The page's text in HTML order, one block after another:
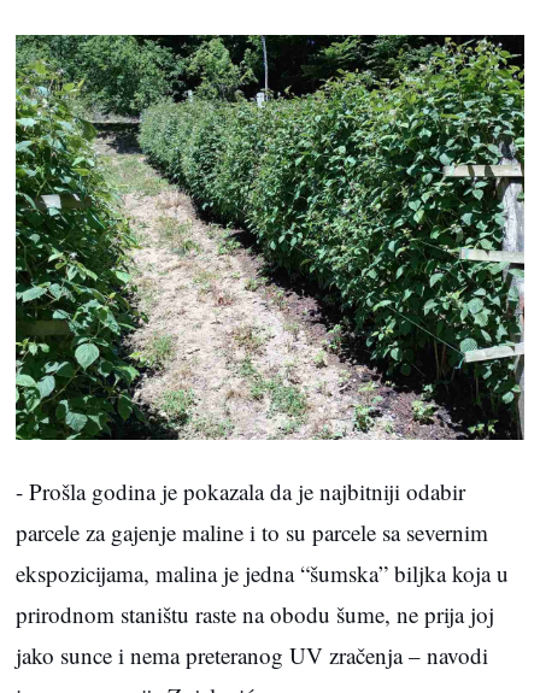
- Prošla godina je pokazala da je najbitniji odabir
parcele za gajenje maline i to su parcele sa severnim
ekspozicijama, malina je jedna “šumska” biljka koja u
prirodnom staništu raste na obodu šume, ne prija joj
jako sunce i nema preteranog UV zračenja – navodi